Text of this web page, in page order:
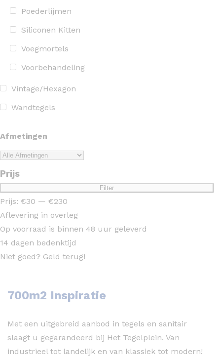
Poederlijmen
Siliconen Kitten
Voegmortels
Voorbehandeling
Vintage/Hexagon
Wandtegels
Afmetingen
Prijs
Min.
prijs
Max.
prijs
Filter
Prijs: €30 — €230
Aflevering in overleg
Op voorraad is binnen 48 uur geleverd
14 dagen bedenktijd
Niet goed? Geld terug!
700m2 Inspiratie
Met een uitgebreid aanbod in tegels en sanitair
slaagt u gegarandeerd bij Het Tegelplein. Van
industrieel tot landelijk en van klassiek tot modern!